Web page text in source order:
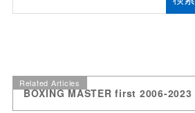
Related Articles
BOXING MASTER first 2006-2023